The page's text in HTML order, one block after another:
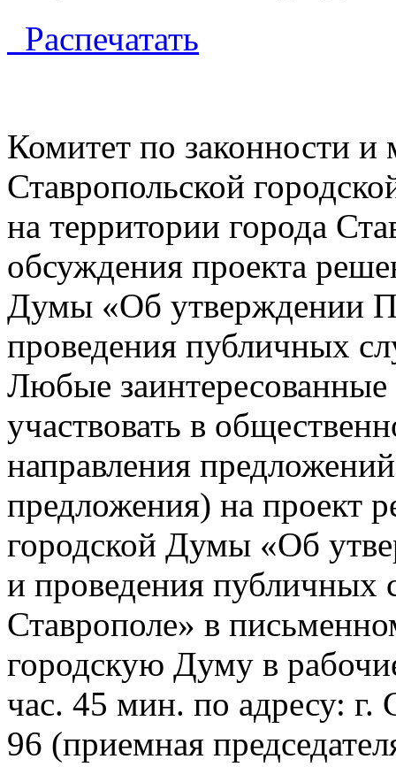
Распечатать
Комитет по законности
Ставропольской
на территории города
обсуждения проекта
Думы «Об утверждении
проведения публичных
Любые заинтересованные
участвовать в
направления
предложения) на проект
городской Думы «Об
и проведения публичных
Ставрополе» в
городскую Думу в
час. 45 мин. по адресу:
96 (приемная